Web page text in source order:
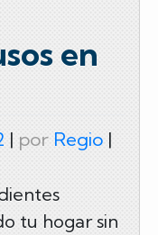
en
| por Regio|
tu hogar sin